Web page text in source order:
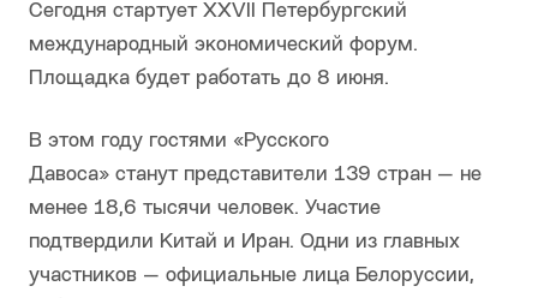
Сегодня стартует XXVII Петербургский
международный экономический форум.
Площадка будет работать до 8 июня.
В этом году гостями «Русского
Давоса» станут представители 139 стран — не
менее 18,6 тысячи человек. Участие
подтвердили Китай и Иран. Одни из главных
участников — официальные лица Белоруссии,